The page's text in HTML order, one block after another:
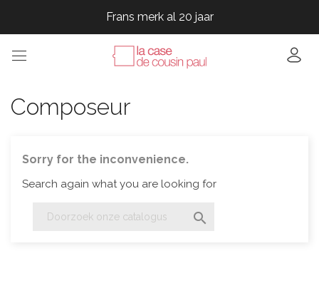
Frans merk al 20 jaar
Frans merk al 20 jaar
Frans merk al 20 jaar
Composeur
Sorry for the inconvenience.
Search again what you are looking for
